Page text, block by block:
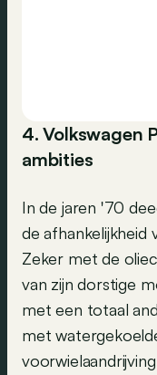
4. Volkswagen
ambities
In de jaren '70
de afhankelijkheid
Zeker met de
van zijn dorstige
met een totaal
met